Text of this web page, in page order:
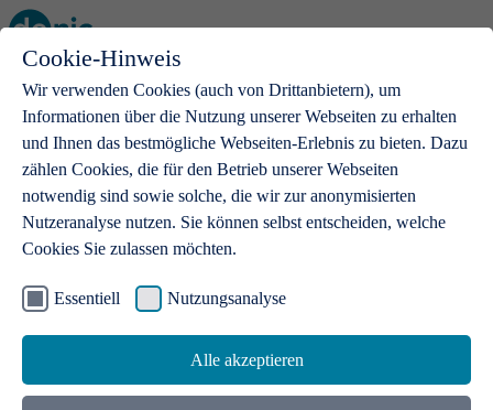
Cookie-Hinweis
Wir verwenden Cookies (auch von Drittanbietern), um
Informationen über die Nutzung unserer Webseiten zu erhalten
und Ihnen das bestmögliche Webseiten-Erlebnis zu bieten. Dazu
zählen Cookies, die für den Betrieb unserer Webseiten
notwendig sind sowie solche, die wir zur anonymisierten
Nutzeranalyse nutzen. Sie können selbst entscheiden, welche
Cookies Sie zulassen möchten.
Essentiell Nutzungsanalyse
Alle akzeptieren
Open main menu
.de-Domains
Mit einer .de-Domain erhalten Ideen eine Bühne